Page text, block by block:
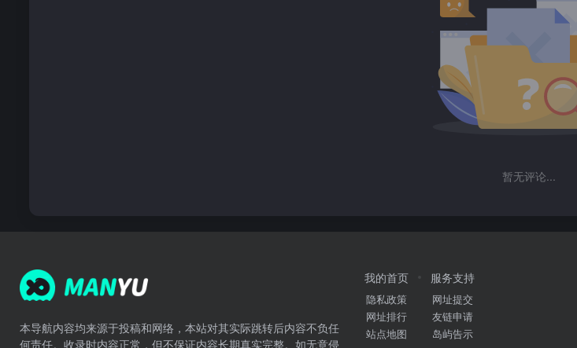
暂无评论...
本导航内容均来源于投稿和网络，本站对其实际跳转后内容不负任
何责任。收录时内容正常，但不保证内容长期真实完整。如无意侵
我的首页
隐私政策
网址排行
站点地图
服务支持
网址提交
友链申请
岛屿告示